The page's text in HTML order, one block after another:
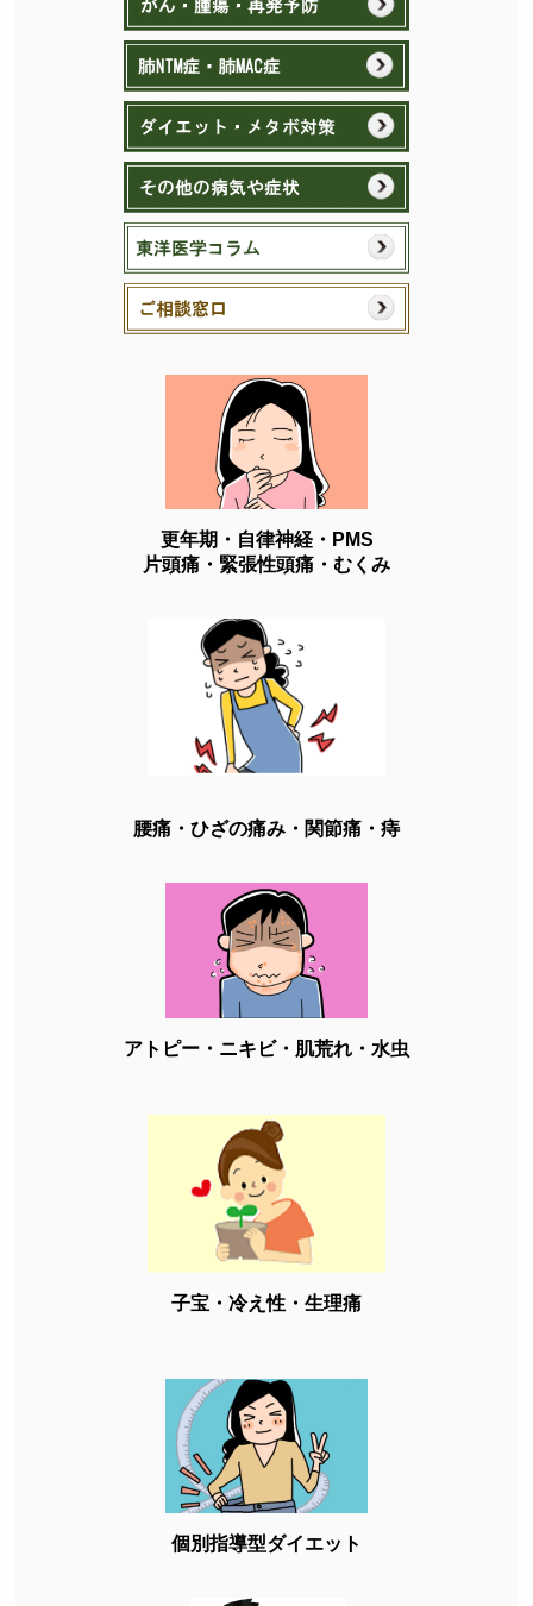
更年期・自律神経・PMS
片頭痛・緊張性頭痛・むくみ
腰痛・ひざの痛み・関節痛・痔
アトピー・ニキビ・肌荒れ・水虫
子宝・冷え性・生理痛
個別指導型ダイエット